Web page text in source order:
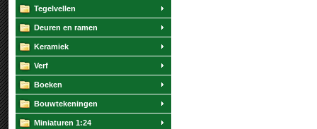
Tegelvellen
Deuren en ramen
Keramiek
Verf
Boeken
Bouwtekeningen
Miniaturen 1:24